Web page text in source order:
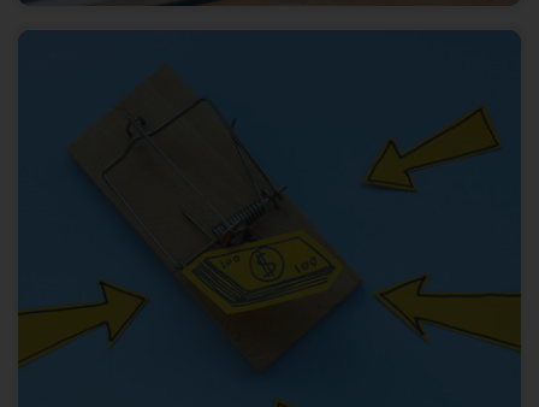
Projekt- & Innovationsmanagement in der Technik.